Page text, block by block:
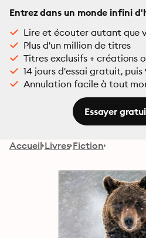
Entrez dans un monde infini
Lire et écouter autant que
Plus d'un million de titres
Titres exclusifs + créations
14 jours d'essai gratuit, puis
Annulation facile à tout
Essayer
Accueil Livres Fiction